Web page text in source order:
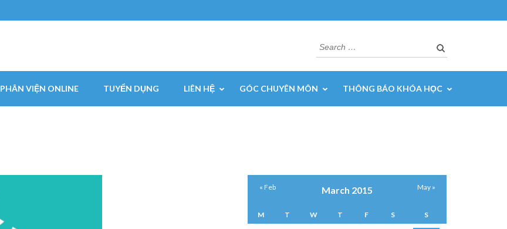
Search
for:
PHÂN VIỆN ONLINE TUYỂN DỤNG LIÊN HỆ GÓC CHUYÊN MÔN THÔNG BÁO KHÓA HỌC
March 2015
M T W T F S S
« Feb May »